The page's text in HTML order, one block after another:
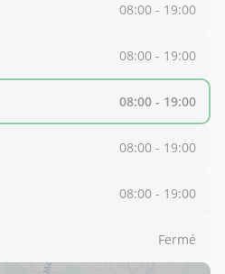
08:00 - 19:00
08:00 - 19:00
08:00 - 19:00
08:00 - 19:00
08:00 - 19:00
Fermé